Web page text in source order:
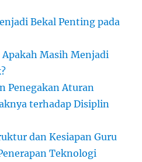
Bekal Penting pada
Masih Menjadi
Penegakan Aturan
terhadap Disiplin
dan Kesiapan Guru
Teknologi